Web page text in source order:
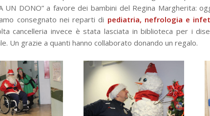
UN DONO” a favore dei bambini del Regina Margherita:
consegnato nei reparti di pediatria, nefrologia e
cancelleria invece è stata lasciata in biblioteca per i
Un grazie a quanti hanno collaborato donando un regalo.